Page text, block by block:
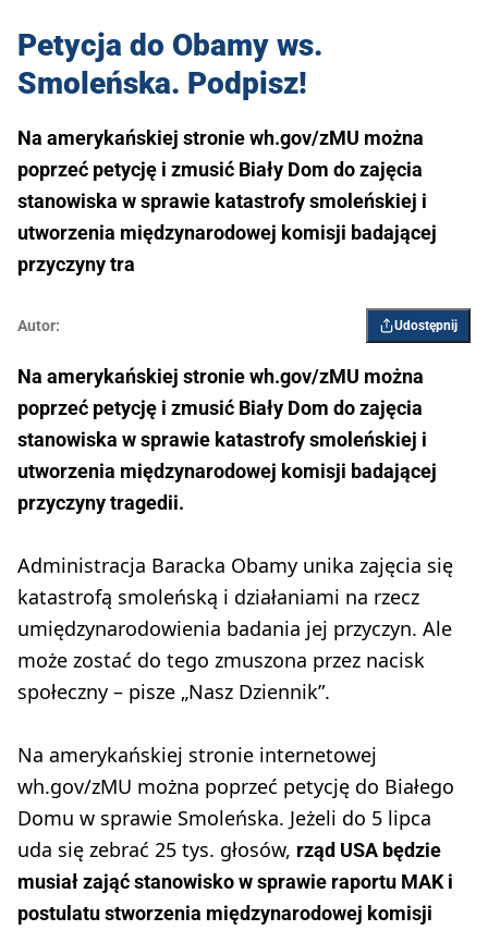
Petycja do Obamy ws.
Smoleńska. Podpisz!
Na amerykańskiej stronie wh.gov/zMU można
poprzeć petycję i zmusić Biały Dom do zajęcia
stanowiska w sprawie katastrofy smoleńskiej i
utworzenia międzynarodowej komisji badającej
przyczyny tra
Autor: Udostępnij
Na amerykańskiej stronie wh.gov/zMU można
poprzeć petycję i zmusić Biały Dom do zajęcia
stanowiska w sprawie katastrofy smoleńskiej i
utworzenia międzynarodowej komisji badającej
przyczyny tragedii.
Administracja Baracka Obamy unika zajęcia się
katastrofą smoleńską i działaniami na rzecz
umiędzynarodowienia badania jej przyczyn. Ale
może zostać do tego zmuszona przez nacisk
społeczny – pisze „Nasz Dziennik”.
Na amerykańskiej stronie internetowej
wh.gov/zMU można poprzeć petycję do Białego
Domu w sprawie Smoleńska. Jeżeli do 5 lipca
uda się zebrać 25 tys. głosów, rząd USA będzie
musiał zająć stanowisko w sprawie raportu MAK i
postulatu stworzenia międzynarodowej komisji